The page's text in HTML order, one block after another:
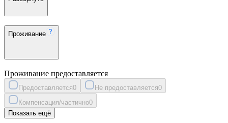
Проживание
Проживание предоставляется
Предоставляется0 Не предоставляется0
Компенсация/частично0
Показать ещё